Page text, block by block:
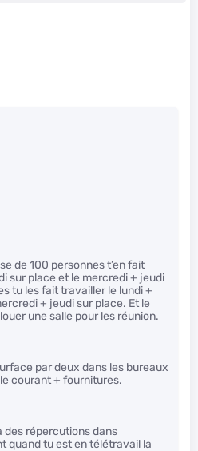
de 100 personnes t’en fait
sur place et le mercredi + jeudi
tu les fait travailler le lundi +
+ jeudi sur place. Et le
une salle pour les réunion.
par deux dans les bureaux
courant + fournitures.
des répercutions dans
quand tu est en télétravail la